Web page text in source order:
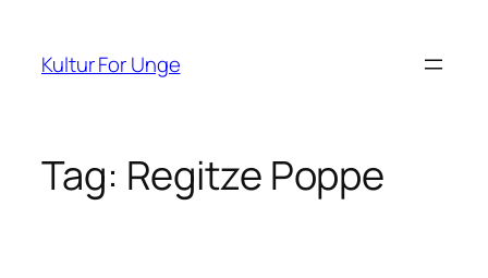
indhold
Kultur For Unge
Tag: Regitze Poppe